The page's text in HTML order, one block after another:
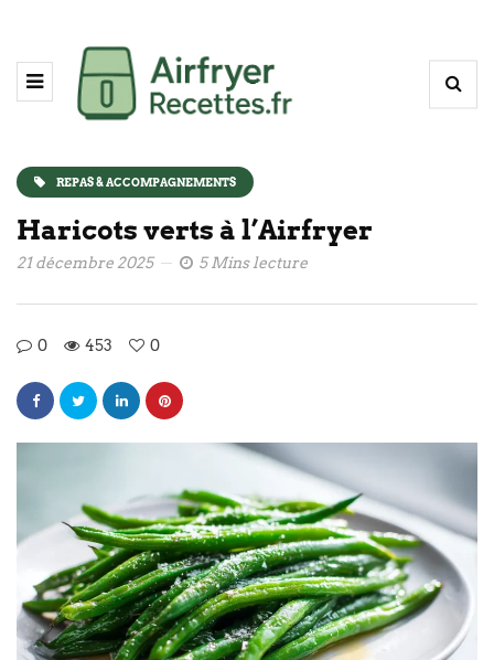
REPAS & ACCOMPAGNEMENTS
Haricots verts à l’Airfryer
21 décembre 2025 5 Mins lecture
0 453 0